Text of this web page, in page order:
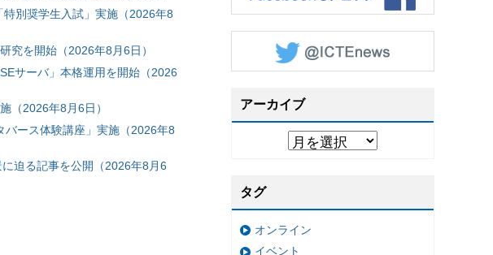
別奨学生入試」実施（2026年8
究を開始（2026年8月6日）
サーバ」本格運用を開始（2026
（2026年8月6日）
バース体験講座」実施（2026年8
迫る記事を公開（2026年8月6
アーカイブ
タグ
オンライン
イベント